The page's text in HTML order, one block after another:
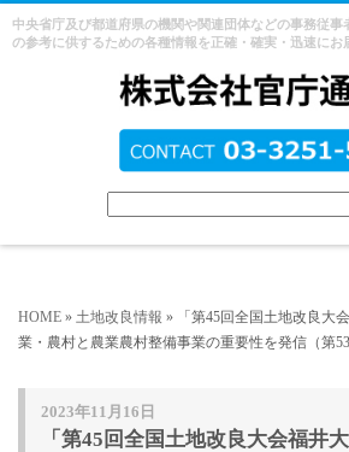
中央省庁及び都道府県の機関や関連団体などの事務従事
の参考に供するための各種情報を正確・確実・迅速にお
HOME » 土地改良情報 » 「第45回全国土地改良大
業・農村と農業農村整備事業の重要性を発信（第
2023年11月16日
「第45回全国土地改良大会福井